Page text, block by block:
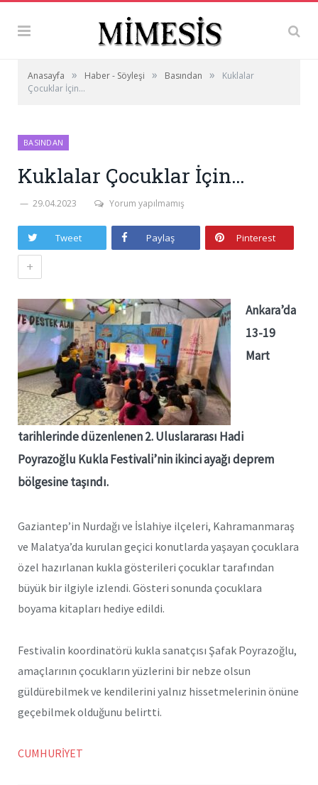
Anasayfa » Haber - Söyleşi » Basından »
Kuklalar
Çocuklar İçin…
BASINDAN
Kuklalar Çocuklar İçin…
29.04.2023 Yorum yapılmamış
Tweet Paylaş Pinterest
+
Ankara’da
13-19
Mart
tarihlerinde düzenlenen 2. Uluslararası Hadi
Poyrazoğlu Kukla Festivali’nin ikinci ayağı deprem
bölgesine taşındı.
Gaziantep’in Nurdağı ve İslahiye ilçeleri, Kahramanmaraş
ve Malatya’da kurulan geçici konutlarda yaşayan çocuklara
özel hazırlanan kukla gösterileri çocuklar tarafından
büyük bir ilgiyle izlendi. Gösteri sonunda çocuklara
boyama kitapları hediye edildi.
Festivalin koordinatörü kukla sanatçısı Şafak Poyrazoğlu,
amaçlarının çocukların yüzlerini bir nebze olsun
güldürebilmek ve kendilerini yalnız hissetmelerinin önüne
geçebilmek olduğunu belirtti.
CUMHURİYET